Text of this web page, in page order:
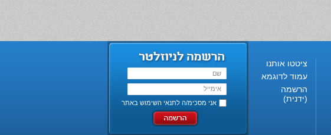
ציטטו אותנו
עמוד לדוגמא
הרשמה
(ידנית)
אני מסכימ/ה לתנאי השימוש באתר